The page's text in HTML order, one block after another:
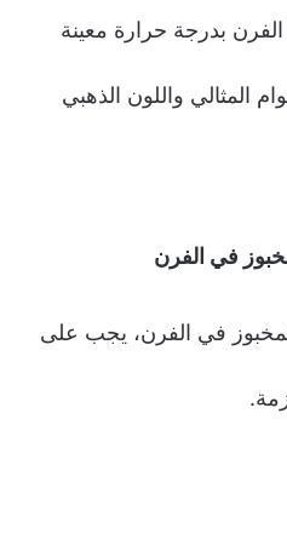
بدرجة حرارة معينة
المثالي واللون الذهبي
في الفرن
في الفرن، يجب على